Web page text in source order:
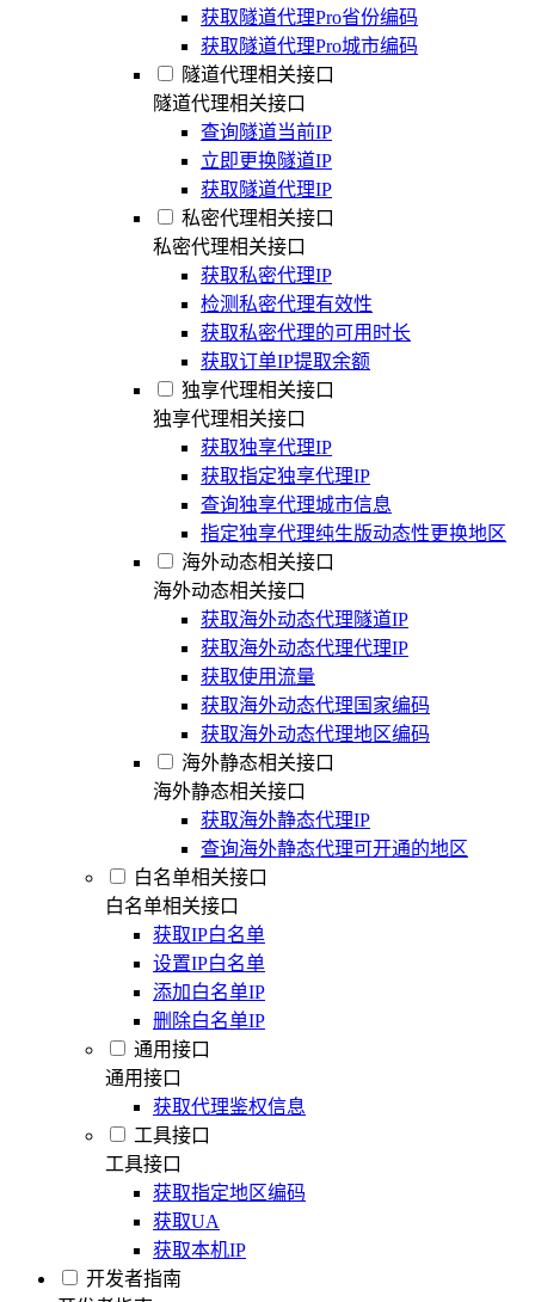
获取隧道代理Pro省份编码
获取隧道代理Pro城市编码
隧道代理相关接口
隧道代理相关接口
查询隧道当前IP
立即更换隧道IP
获取隧道代理IP
私密代理相关接口
私密代理相关接口
获取私密代理IP
检测私密代理有效性
获取私密代理的可用时长
获取订单IP提取余额
独享代理相关接口
独享代理相关接口
获取独享代理IP
获取指定独享代理IP
查询独享代理城市信息
指定独享代理纯生版动态性更换地区
海外动态相关接口
海外动态相关接口
获取海外动态代理隧道IP
获取海外动态代理代理IP
获取使用流量
获取海外动态代理国家编码
获取海外动态代理地区编码
海外静态相关接口
海外静态相关接口
获取海外静态代理IP
查询海外静态代理可开通的地区
白名单相关接口
白名单相关接口
获取IP白名单
设置IP白名单
添加白名单IP
删除白名单IP
通用接口
通用接口
获取代理鉴权信息
工具接口
工具接口
获取指定地区编码
获取UA
获取本机IP
开发者指南